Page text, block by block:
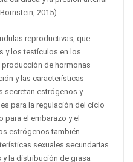
2015).
reproductivas, que
y los testículos en los
de hormonas
y las características
secretan estrógenos y
para la regulación del ciclo
para el embarazo y el
estrógenos también
sexuales secundarias
la distribución de grasa